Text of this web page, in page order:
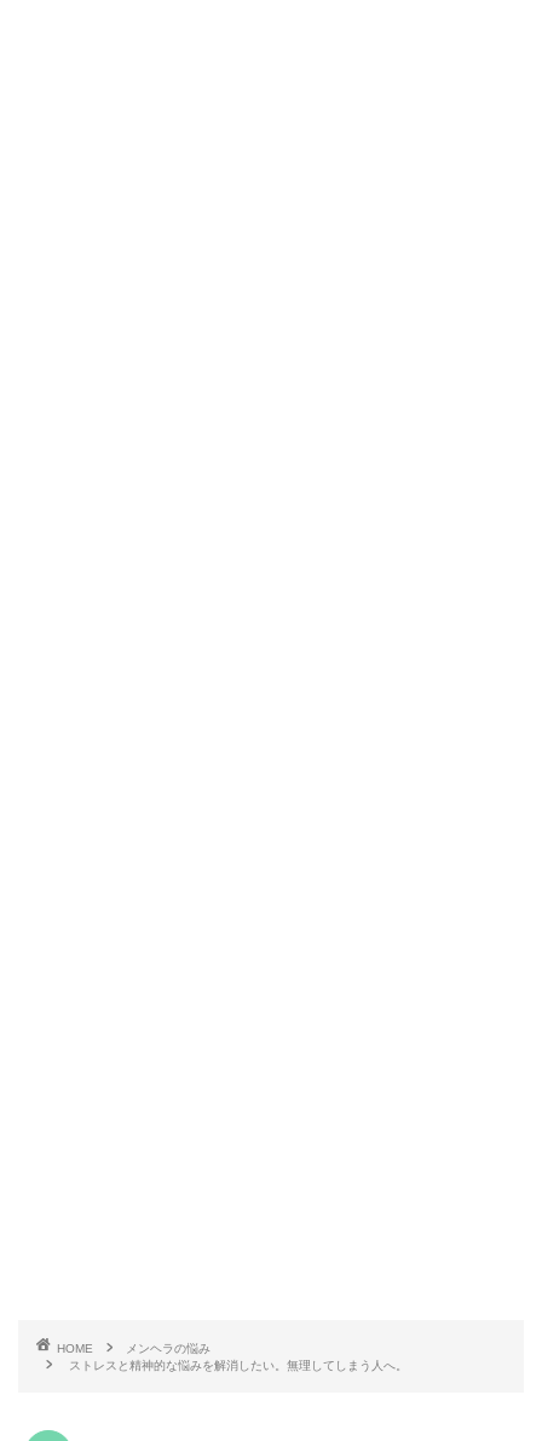
HOME
メンヘラの悩み
ストレスと精神的な悩みを解消したい。無理してしまう人へ。